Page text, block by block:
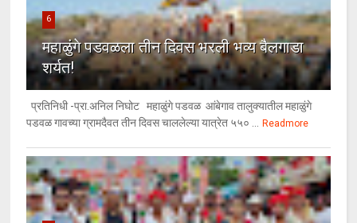
6
महाळुंगे पडवळला तीन दिवस भरली भव्य बैलगाडा
शर्यत!
प्रतिनिधी -प्रा.अनिल निघोट महाळुंगे पडवळ आंबेगाव तालुक्यातील महाळुंगे
पडवळ गावच्या ग्रामदैवत तीन दिवस चाललेल्या यात्रेत ५५० ... Readmore